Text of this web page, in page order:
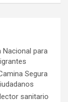
para
Segura
sanitario